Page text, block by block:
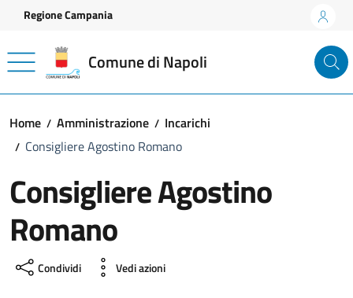
Vai ai contenuti
Vai al footer
Regione Campania
Comune di Napoli
Home Amministrazione
Incarichi
Consigliere Agostino Romano
Consigliere Agostino
Romano
Condividi Vedi azioni